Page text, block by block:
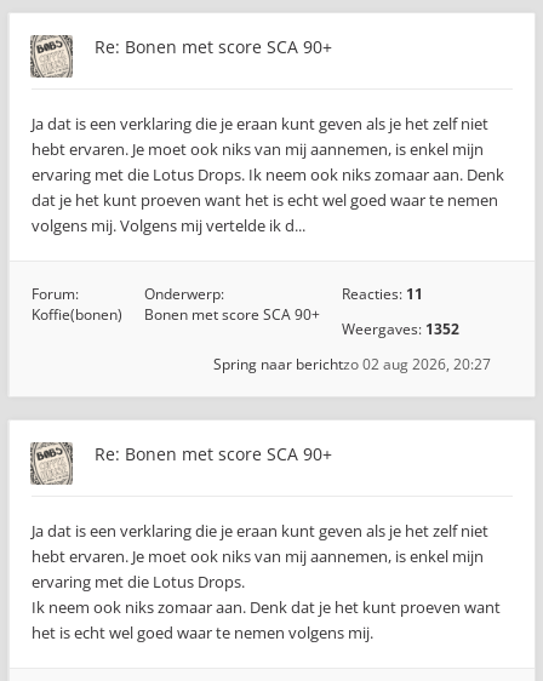
Re: Bonen met score SCA 90+
Ja dat is een verklaring die je eraan kunt geven als je het zelf niet
hebt ervaren. Je moet ook niks van mij aannemen, is enkel mijn
ervaring met die Lotus Drops. Ik neem ook niks zomaar aan. Denk
dat je het kunt proeven want het is echt wel goed waar te nemen
volgens mij. Volgens mij vertelde ik d...
Forum:
Koffie(bonen)
Onderwerp:
Bonen met score SCA 90+
Reacties: 11
Weergaves: 1352
zo 02 aug 2026, 20:27
Spring naar bericht
Re: Bonen met score SCA 90+
Ja dat is een verklaring die je eraan kunt geven als je het zelf niet
hebt ervaren. Je moet ook niks van mij aannemen, is enkel mijn
ervaring met die Lotus Drops.
Ik neem ook niks zomaar aan. Denk dat je het kunt proeven want
het is echt wel goed waar te nemen volgens mij.